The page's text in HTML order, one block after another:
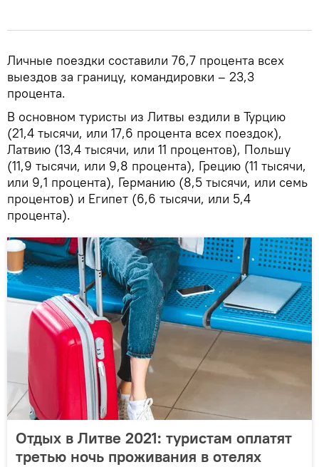
Личные поездки составили 76,7 процента всех
выездов за границу, командировки – 23,3
процента.
В основном туристы из Литвы ездили в Турцию
(21,4 тысячи, или 17,6 процента всех поездок),
Латвию (13,4 тысячи, или 11 процентов), Польшу
(11,9 тысячи, или 9,8 процента), Грецию (11 тысячи,
или 9,1 процента), Германию (8,5 тысячи, или семь
процентов) и Египет (6,6 тысячи, или 5,4
процента).
Отдых в Литве 2021: туристам оплатят
третью ночь проживания в отелях